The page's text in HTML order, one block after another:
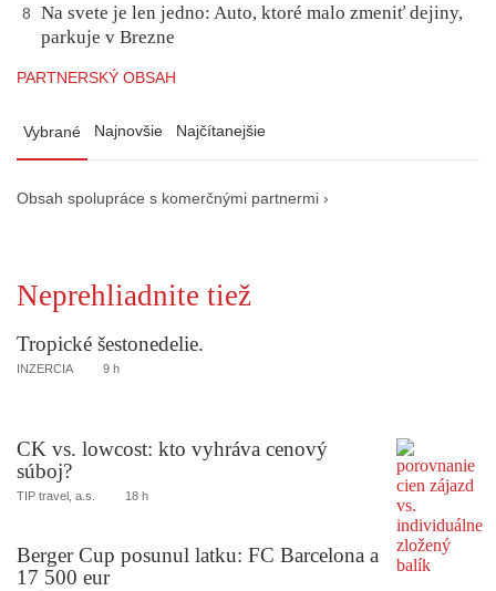
8
Na svete je len jedno: Auto, ktoré malo zmeniť dejiny,
parkuje v Brezne
PARTNERSKÝ OBSAH
Vybrané Najnovšie Najčítanejšie
Obsah spolupráce s komerčnými partnermi ›
Neprehliadnite tiež
Tropické šestonedelie.
INZERCIA 9 h
CK vs. lowcost: kto vyhráva cenový
súboj?
TIP travel, a.s. 18 h
Berger Cup posunul latku: FC Barcelona a
17 500 eur